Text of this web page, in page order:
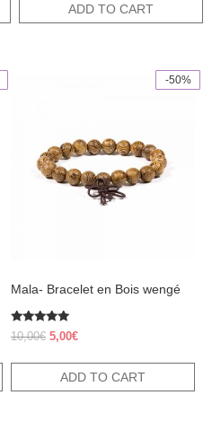
15,00€.7,50€.
ADD TO CART
-50%
Mala- Bracelet en Bois wengé
Rated
5.00
10,00€ Original
10,00€.
5,00€Current
5,00€.
ADD TO CART